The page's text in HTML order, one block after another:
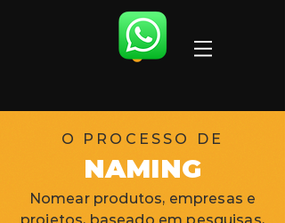
O PROCESSO DE
NAMING
Nomear produtos, empresas e